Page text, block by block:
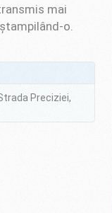
mai
o.
Preciziei,